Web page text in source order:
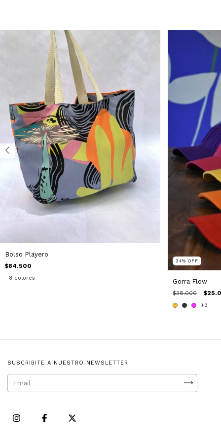
Bolso Playero
$84.500
8 colores
34% OFF
Gorra Flow
$38.000
+3
SUSCRIBITE A NUESTRO NEWSLETTER